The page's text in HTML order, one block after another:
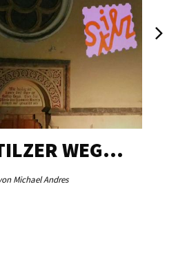
WEG…
Michael Andres